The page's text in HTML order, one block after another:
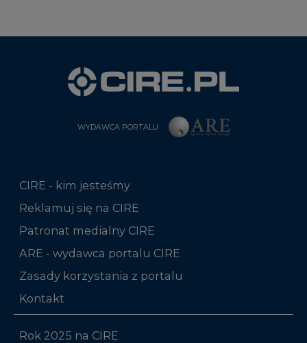
WYDAWCA PORTALU
CIRE - kim jesteśmy
Reklamuj się na CIRE
Patronat medialny CIRE
ARE - wydawca portalu CIRE
Zasady korzystania z portalu
Kontakt
Rok 2025 na CIRE